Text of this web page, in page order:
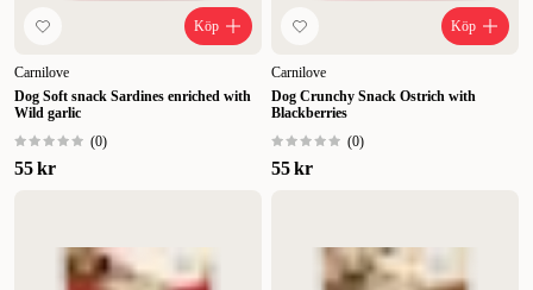
Köp
Carnilove
Dog Soft snack Sardines enriched with
Wild garlic
(0)
55 kr
Köp
Carnilove
Dog Crunchy Snack Ostrich with
Blackberries
(0)
55 kr